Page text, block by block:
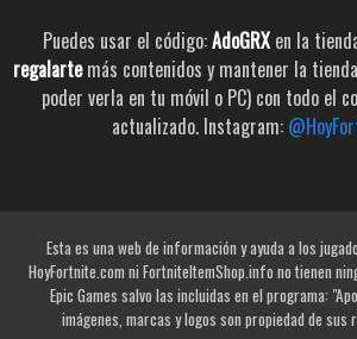
Puedes usar el código:AdoGRX en la
regalartemás contenidos y mantener la
poder verla en tu móvil o PC) con todo el
actualizado. Instagram:
Esta es una web de información y ayuda a los
HoyFortnite.com ni FortniteItemShop.info no tienen
Epic Games salvo las incluidas en el programa:
imágenes, marcas y logos son propiedad de sus